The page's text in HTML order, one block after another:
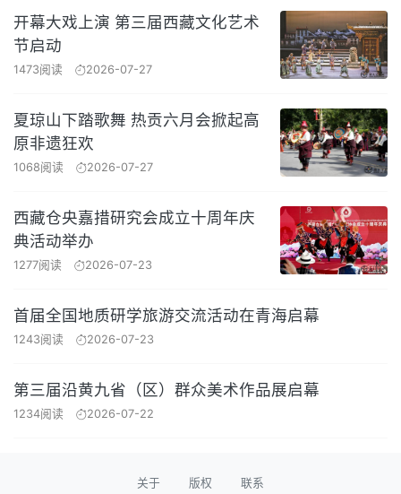
开幕大戏上演 第三届西藏文化艺术
节启动
1473阅读 2026-07-27
夏琼山下踏歌舞 热贡六月会掀起高
原非遗狂欢
1068阅读 2026-07-27
西藏仓央嘉措研究会成立十周年庆
典活动举办
1277阅读 2026-07-23
首届全国地质研学旅游交流活动在青海启幕
1243阅读 2026-07-23
第三届沿黄九省（区）群众美术作品展启幕
1234阅读 2026-07-22
关于 版权 联系